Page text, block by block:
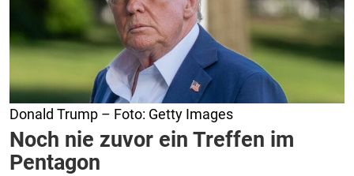
Donald Trump – Foto: Getty Images
Noch nie zuvor ein Treffen im
Pentagon